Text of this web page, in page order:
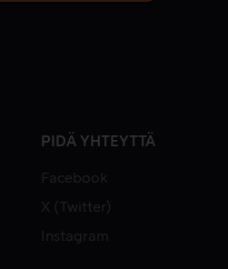
PIDÄ YHTEYTTÄ
Facebook
X (Twitter)
Instagram